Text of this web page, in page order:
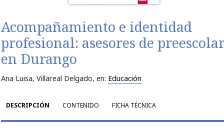
Acompañamiento e identidad
profesional: asesores de
en Durango
Ana Luisa, Villareal Delgado, en: Educación
DESCRIPCIÓN CONTENIDO FICHA TÉCNICA